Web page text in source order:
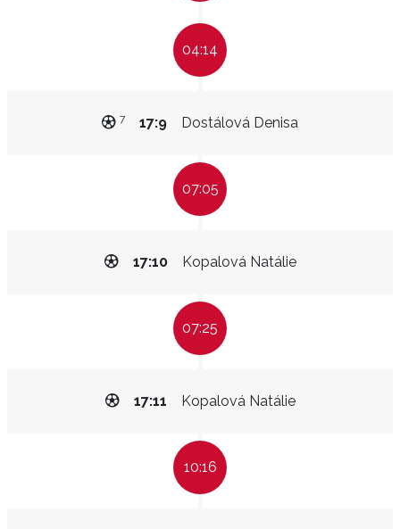
04:14
Dostálová Denisa
17:9
7
07:05
Kopalová Natálie
17:10
07:25
Kopalová Natálie
17:11
10:16